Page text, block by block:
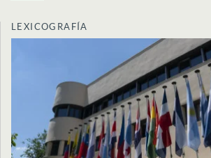
LEXICOGRAFÍA